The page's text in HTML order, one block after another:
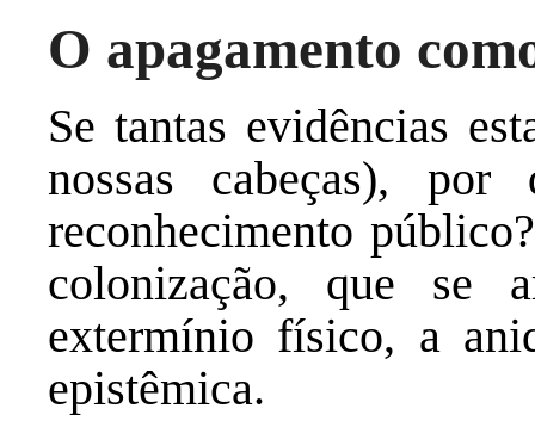
O apagamento
Se tantas evidências
nossas cabeças),
reconhecimento
colonização, que se
extermínio físico, a
epistêmica.